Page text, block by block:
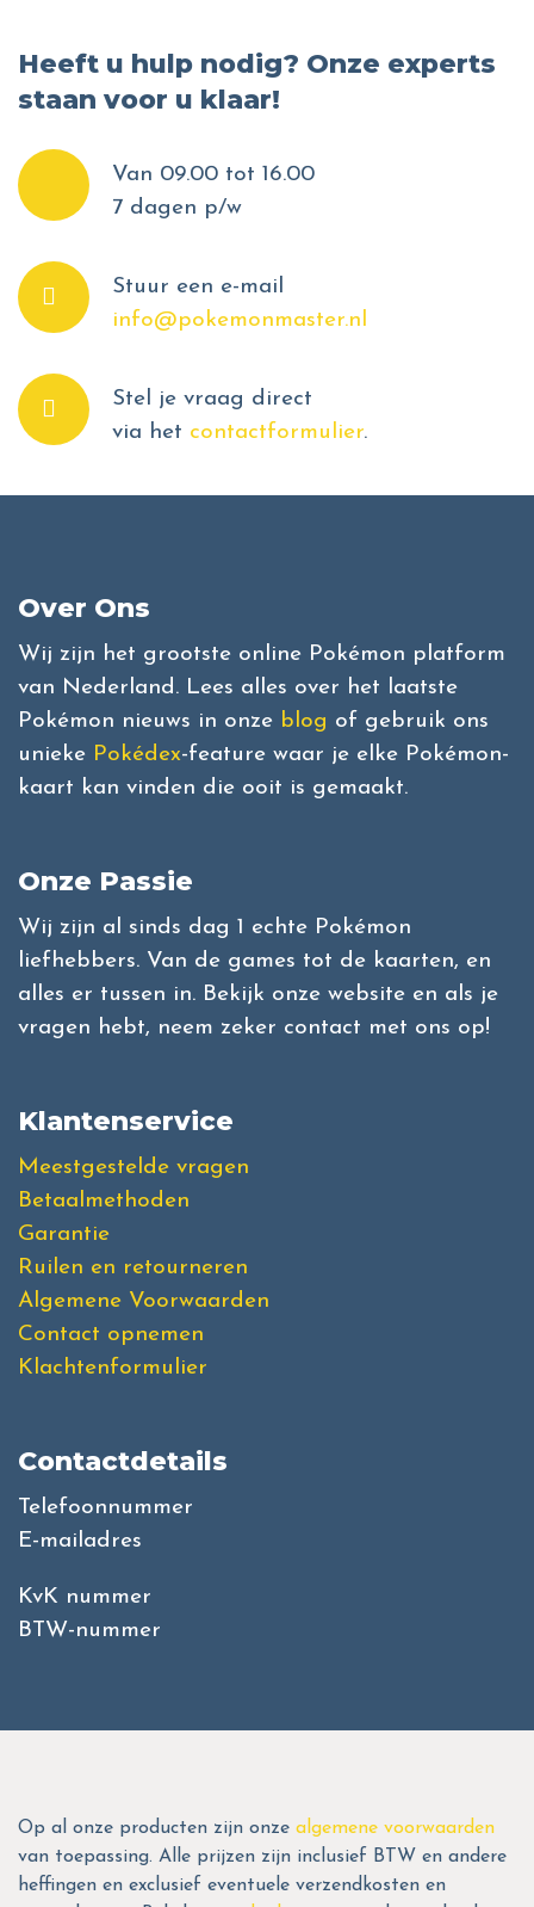
Heeft u hulp nodig? Onze experts
staan voor u klaar!
Van 09.00 tot 16.00
7 dagen p/w
Stuur een e-mail
info@pokemonmaster.nl
Stel je vraag direct
via het contactformulier.
Over Ons
Wij zijn het grootste online Pokémon platform
van Nederland. Lees alles over het laatste
Pokémon nieuws in onze blog of gebruik ons
unieke Pokédex-feature waar je elke Pokémon-
kaart kan vinden die ooit is gemaakt.
Onze Passie
Wij zijn al sinds dag 1 echte Pokémon
liefhebbers. Van de games tot de kaarten, en
alles er tussen in. Bekijk onze website en als je
vragen hebt, neem zeker contact met ons op!
Klantenservice
Meestgestelde vragen
Betaalmethoden
Garantie
Ruilen en retourneren
Algemene Voorwaarden
Contact opnemen
Klachtenformulier
Contactdetails
Telefoonnummer
E-mailadres
KvK nummer
BTW-nummer
Op al onze producten zijn onze algemene voorwaarden
van toepassing. Alle prijzen zijn inclusief BTW en andere
heffingen en exclusief eventuele verzendkosten en